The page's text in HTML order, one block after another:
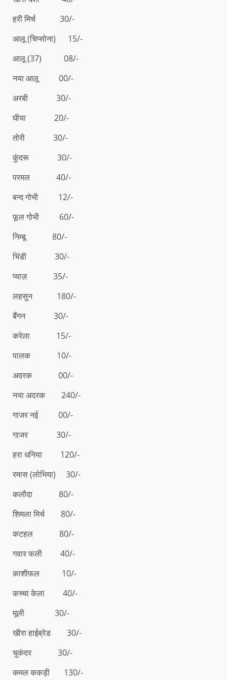
हरी मिर्च 30/-
आलू (चिप्सोना) 15/-
आलू (37) 08/-
नया आलू 00/-
अरबी 30/-
घीया 20/-
तोरी 30/-
कुंदरू 30/-
परमल 40/-
बन्द गोभी 12/-
फूल गोभी 60/-
निम्बू 80/-
भिंडी 30/-
प्याज़ 35/-
लहसुन 180/-
बैंगन 30/-
करेला 15/-
पालक 10/-
अदरक 00/-
नया अदरक 240/-
गाजर नई 00/-
गाजर 30/-
हरा धनिया 120/-
रमास (लोभिया) 30/-
कलौदा 80/-
शिमला मिर्च 80/-
कटहल 80/-
गवार फली 40/-
काशीफल 10/-
कच्चा केला 40/-
मूली 30/-
खीरा हाईब्रेड 30/-
चुकंदर 30/-
कमल ककड़ी 130/-